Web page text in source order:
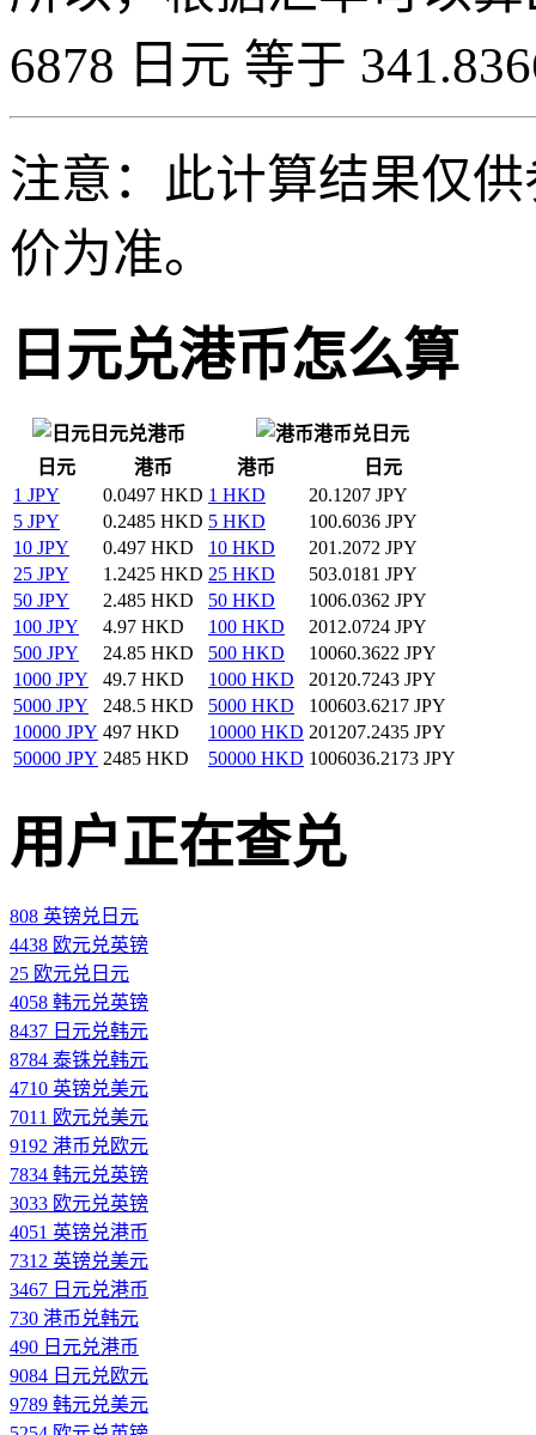
6878 日元 等于
注意：此计算结果仅
价为准。
日元兑港币怎么算
日元兑港币
港币兑日元
日元
港币 港币
日元
1 JPY
0.0497 HKD 1 HKD
20.1207 JPY
5 JPY
0.2485 HKD 5 HKD
100.6036 JPY
10 JPY
0.497 HKD 10 HKD
201.2072 JPY
25 JPY
1.2425 HKD 25 HKD
503.0181 JPY
50 JPY
2.485 HKD 50 HKD
1006.0362 JPY
100 JPY
4.97 HKD 100 HKD
2012.0724 JPY
500 JPY
24.85 HKD 500 HKD
10060.3622 JPY
1000 JPY
49.7 HKD 1000 HKD
20120.7243 JPY
5000 JPY
248.5 HKD 5000 HKD
100603.6217 JPY
10000 JPY 497 HKD 10000 HKD 201207.2435 JPY
50000 JPY 2485 HKD 50000 HKD 1006036.2173 JPY
用户正在查兑
808 英镑兑日元
4438 欧元兑英镑
25 欧元兑日元
4058 韩元兑英镑
8437 日元兑韩元
8784 泰铢兑韩元
4710 英镑兑美元
7011 欧元兑美元
9192 港币兑欧元
7834 韩元兑英镑
3033 欧元兑英镑
4051 英镑兑港币
7312 英镑兑美元
3467 日元兑港币
730 港币兑韩元
490 日元兑港币
9084 日元兑欧元
9789 韩元兑美元